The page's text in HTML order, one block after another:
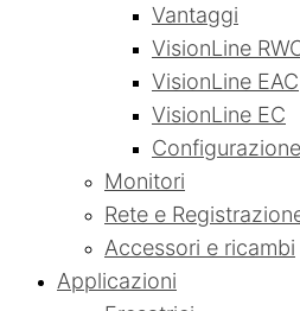
Vantaggi
VisionLine
VisionLine EAC
VisionLine EC
Configurazione
Monitori
Rete e
Accessori e ricambi
Applicazioni